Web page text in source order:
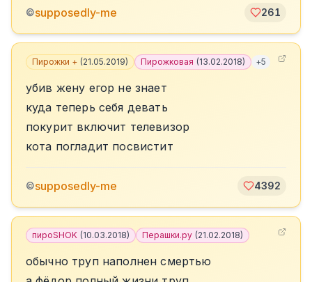
©supposedly-me 261
Пирожки + (21.05.2019) Пирожковая (13.02.2018) +5
убив жену егор не знает
куда теперь себя девать
покурит включит телевизор
кота погладит посвистит
©supposedly-me 4392
пироSHOK (10.03.2018) Перашки.ру (21.02.2018)
обычно труп наполнен смертью